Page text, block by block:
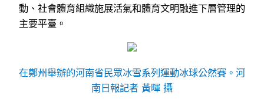
動、社會體育組織施展活氣和體育文明融進下層管理的
主要平臺。
在鄭州舉辦的河南省民眾冰雪系列運動冰球公然賽。河
南日報記者 黃暉 攝